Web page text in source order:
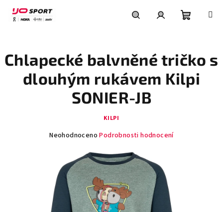
obsah
košík
Chlapecké balvněné tričko s
dlouhým rukávem Kilpi
SONIER-JB
KILPI
Průměrné
0,0
hvězdiček.
Neohodnoceno Podrobnosti hodnocení